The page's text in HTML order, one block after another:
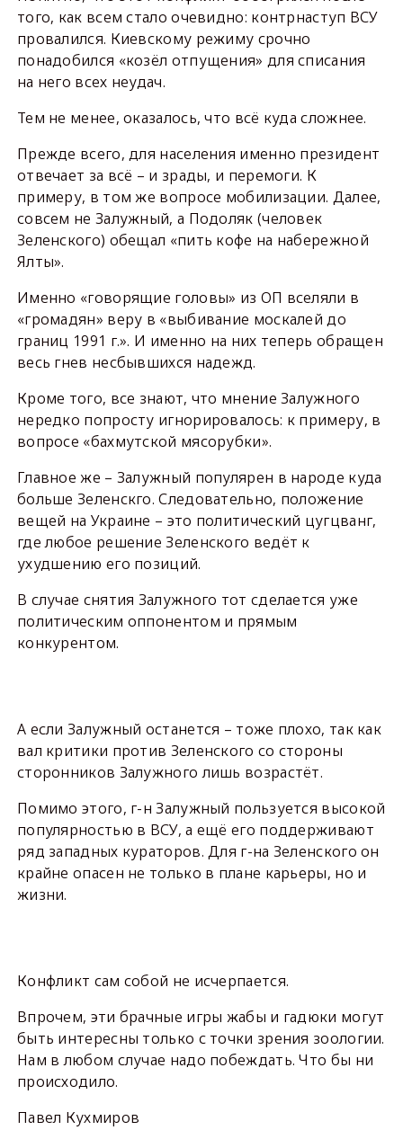
того, как всем стало очевидно: контрнаступ ВСУ
провалился. Киевскому режиму срочно
понадобился «козёл отпущения» для списания
на него всех неудач.
Тем не менее, оказалось, что всё куда сложнее.
Прежде всего, для населения именно президент
отвечает за всё – и зрады, и перемоги. К
примеру, в том же вопросе мобилизации. Далее,
совсем не Залужный, а Подоляк (человек
Зеленского) обещал «пить кофе на набережной
Ялты».
Именно «говорящие головы» из ОП вселяли в
«громадян» веру в «выбивание москалей до
границ 1991 г.». И именно на них теперь обращен
весь гнев несбывшихся надежд.
Кроме того, все знают, что мнение Залужного
нередко попросту игнорировалось: к примеру, в
вопросе «бахмутской мясорубки».
Главное же – Залужный популярен в народе куда
больше Зеленскго. Следовательно, положение
вещей на Украине – это политический цугцванг,
где любое решение Зеленского ведёт к
ухудшению его позиций.
В случае снятия Залужного тот сделается уже
политическим оппонентом и прямым
конкурентом.
А если Залужный останется – тоже плохо, так как
вал критики против Зеленского со стороны
сторонников Залужного лишь возрастёт.
Помимо этого, г-н Залужный пользуется высокой
популярностью в ВСУ, а ещё его поддерживают
ряд западных кураторов. Для г-на Зеленского он
крайне опасен не только в плане карьеры, но и
жизни.
Конфликт сам собой не исчерпается.
Впрочем, эти брачные игры жабы и гадюки могут
быть интересны только с точки зрения зоологии.
Нам в любом случае надо побеждать. Что бы ни
происходило.
Павел Кухмиров